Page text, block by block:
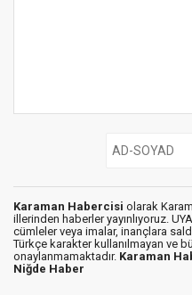
Karaman Habercisi olarak
illerinden haberler yayınlıyoruz.
cümleler veya imalar, inançlara
Türkçe karakter kullanılmayan ve
onaylanmamaktadır. Karaman
Niğde Haber